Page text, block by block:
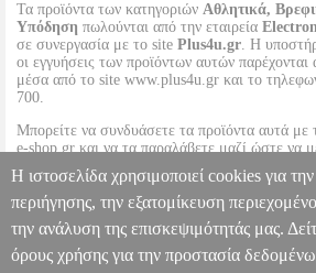
Τα προϊόντα των κατηγοριών Αθλητικά,
Υπόδηση πωλούνται από την εταιρεία
σε συνεργασία με το site Plus4u.gr. Η
οι εγγυήσεις των προϊόντων αυτών παρέχονται
μέσα από το site www.plus4u.gr και το
700.
Μπορείτε να συνδυάσετε τα προϊόντα αυτά με
e-shop.gr και να τα παραλάβετε μαζί ώστε να
αποστολής. Μπορείτε επίσης να παραλάβετε
point με μηδενικά έξοδα αποστολής
ΥΠΟΔΗΜΑ ARENA SHARM 2 JUNIOR
(33) PL2.138112835 PL2.138112835
Η ιστοσελίδα χρησιμοποιεί cookies για
περιήγησης, την εξατομίκευση
την ανάλυση της επισκεψιμότητάς μας.
όρους χρήσης για την προστασία